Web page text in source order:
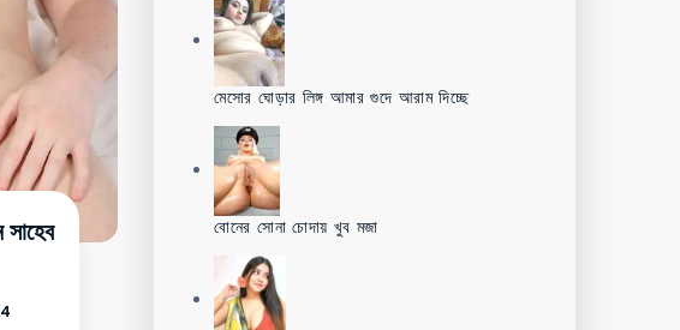
মেসোর ঘোড়ার লিঙ্গ আমার গুদে আরাম দিচ্ছে
বোনের সোনা চোদায় খুব মজা